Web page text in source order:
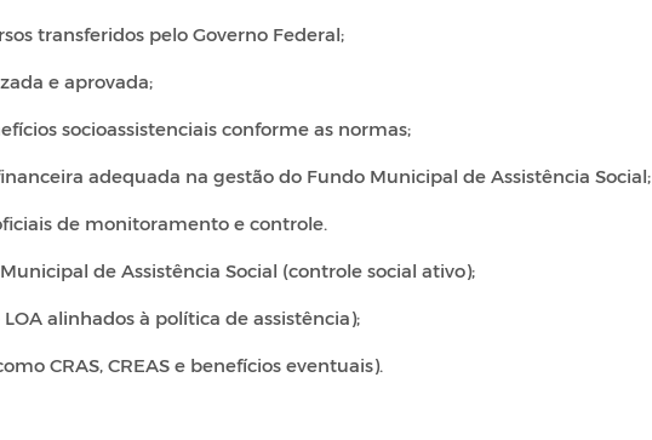
transferidos pelo Governo Federal;
e aprovada;
socioassistenciais conforme as normas;
adequada na gestão do Fundo Municipal de Assistência Social;
de monitoramento e controle.
de Assistência Social (controle social ativo);
alinhados à política de assistência);
CRAS, CREAS e benefícios eventuais).